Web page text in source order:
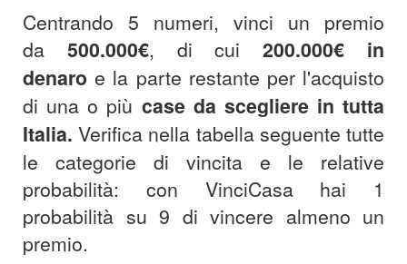
Centrando 5 numeri, vinci un premio
da 500.000€, di cui200.000€
in
denaroe la parte restante per l'acquisto
di una o più case da scegliere in tutta
Italia.Verifica nella tabella seguente tutte
le categorie di vincita e le relative
probabilità: con VinciCasa hai 1
probabilità su 9 di vincere almeno un
premio.